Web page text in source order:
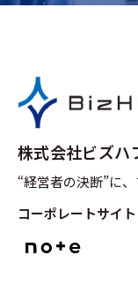
株式会社ビズハ
“経営者の決断”に
コーポレートサイト